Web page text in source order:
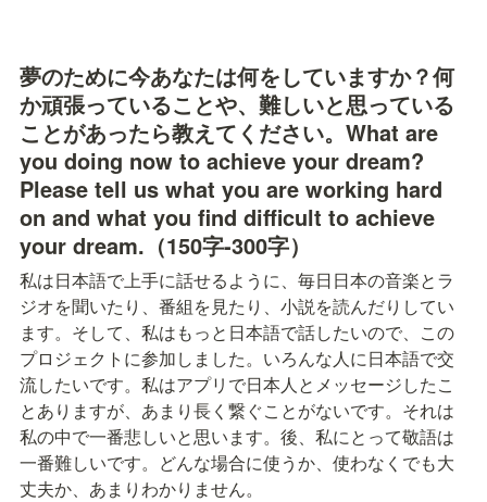
夢のために今あなたは何をしていますか？何
か頑張っていることや、難しいと思っている
ことがあったら教えてください。What are
you doing now to achieve your dream?
Please tell us what you are working hard
on and what you find difficult to achieve
your dream.（150字-300字）
私は日本語で上手に話せるように、毎日日本の音楽とラ
ジオを聞いたり、番組を見たり、小説を読んだりしてい
ます。そして、私はもっと日本語で話したいので、この
プロジェクトに参加しました。いろんな人に日本語で交
流したいです。私はアプリで日本人とメッセージしたこ
とありますが、あまり長く繋ぐことがないです。それは
私の中で一番悲しいと思います。後、私にとって敬語は
一番難しいです。どんな場合に使うか、使わなくでも大
丈夫か、あまりわかりません。